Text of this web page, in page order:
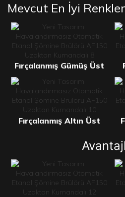
Mevcut En İyi Renkler
Fırçalanmış Gümüş Üst
Fırçalanmış Altın Üst